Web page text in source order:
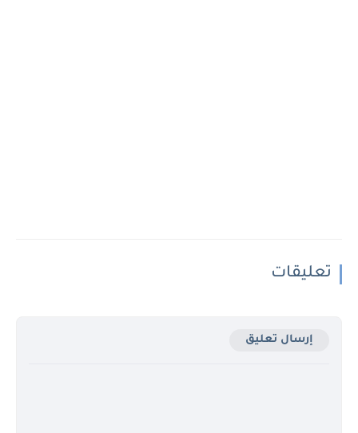
تعليقات
إرسال تعليق